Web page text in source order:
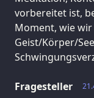
vorbereitet ist,
Moment, wie
Geist/Körper/
Fragesteller